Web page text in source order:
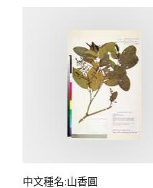
中文種名:山香圓